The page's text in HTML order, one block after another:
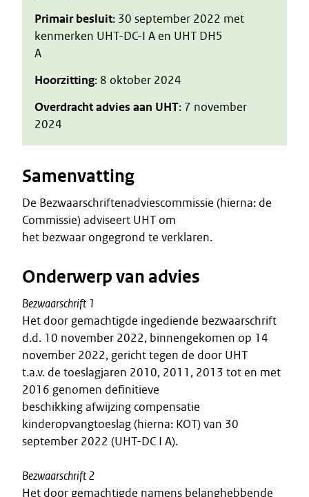
Primair besluit: 30 september 2022 met
kenmerken UHT-DC-I A en UHT DH5
A
Hoorzitting: 8 oktober 2024
Overdracht advies aan UHT: 7 november
2024
Samenvatting
De Bezwaarschriftenadviescommissie (hierna: de
Commissie) adviseert UHT om
het bezwaar ongegrond te verklaren.
Onderwerp van advies
Bezwaarschrift 1
Het door gemachtigde ingediende bezwaarschrift
d.d. 10 november 2022, binnengekomen op 14
november 2022, gericht tegen de door UHT
t.a.v. de toeslagjaren 2010, 2011, 2013 tot en met
2016 genomen definitieve
beschikking afwijzing compensatie
kinderopvangtoeslag (hierna: KOT) van 30
september 2022 (UHT-DC I A).
Bezwaarschrift 2
Het door gemachtigde namens belanghebbende